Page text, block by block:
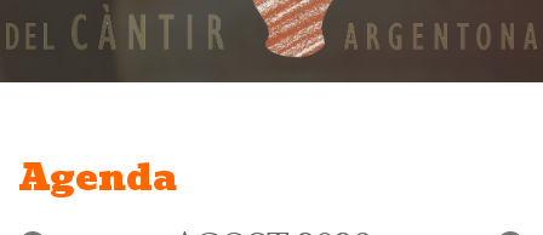
Agenda